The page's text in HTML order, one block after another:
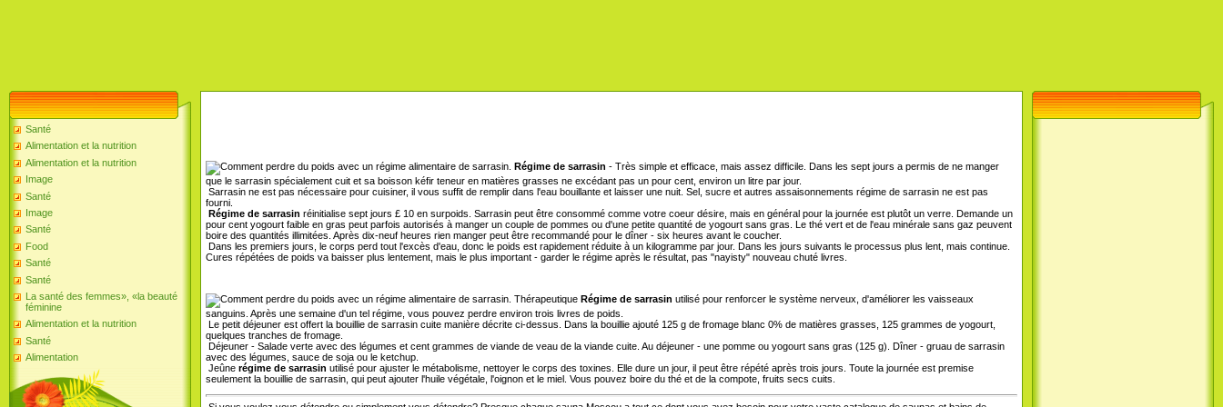
Santé
Alimentation et la nutrition
Alimentation et la nutrition
Image
Santé
Image
Santé
Food
Santé
Santé
La santé des femmes», «la beauté
féminine
Alimentation et la nutrition
Santé
Alimentation
Régime de sarrasin - Très simple et efficace, mais assez difficile. Dans les sept jours a permis de ne manger
que le sarrasin spécialement cuit et sa boisson kéfir teneur en matières grasses ne excédant pas un pour cent, environ un litre par jour.
Sarrasin ne est pas nécessaire pour cuisiner, il vous suffit de remplir dans l'eau bouillante et laisser une nuit. Sel, sucre et autres assaisonnements régime de sarrasin ne est pas
fourni.
Régime de sarrasin réinitialise sept jours £ 10 en surpoids. Sarrasin peut être consommé comme votre coeur désire, mais en général pour la journée est plutôt un verre. Demande un
pour cent yogourt faible en gras peut parfois autorisés à manger un couple de pommes ou d'une petite quantité de yogourt sans gras. Le thé vert et de l'eau minérale sans gaz peuvent
boire des quantités illimitées. Après dix-neuf heures rien manger peut être recommandé pour le dîner - six heures avant le coucher.
Dans les premiers jours, le corps perd tout l'excès d'eau, donc le poids est rapidement réduite à un kilogramme par jour. Dans les jours suivants le processus plus lent, mais continue.
Cures répétées de poids va baisser plus lentement, mais le plus important - garder le régime après le résultat, pas "nayisty" nouveau chuté livres.
Thérapeutique Régime de sarrasin utilisé pour renforcer le système nerveux, d'améliorer les vaisseaux
sanguins. Après une semaine d'un tel régime, vous pouvez perdre environ trois livres de poids.
Le petit déjeuner est offert la bouillie de sarrasin cuite manière décrite ci-dessus. Dans la bouillie ajouté 125 g de fromage blanc 0% de matières grasses, 125 grammes de yogourt,
quelques tranches de fromage.
Déjeuner - Salade verte avec des légumes et cent grammes de viande de veau de la viande cuite. Au déjeuner - une pomme ou yogourt sans gras (125 g). Dîner - gruau de sarrasin
avec des légumes, sauce de soja ou le ketchup.
Jeûne régime de sarrasin utilisé pour ajuster le métabolisme, nettoyer le corps des toxines. Elle dure un jour, il peut être répété après trois jours. Toute la journée est premise
seulement la bouillie de sarrasin, qui peut ajouter l'huile végétale, l'oignon et le miel. Vous pouvez boire du thé et de la compote, fruits secs cuits.